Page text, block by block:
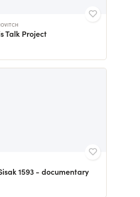
Talk Project
1593 - documentary